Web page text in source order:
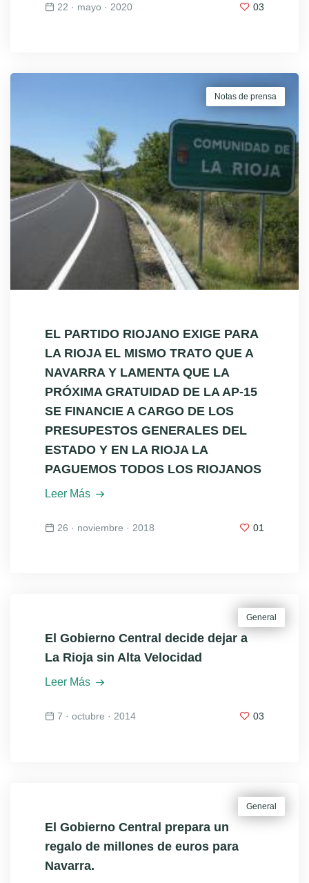
22 · mayo · 2020 03
Notas de prensa
EL PARTIDO RIOJANO EXIGE PARA
LA RIOJA EL MISMO TRATO QUE A
NAVARRA Y LAMENTA QUE LA
PRÓXIMA GRATUIDAD DE LA AP-15
SE FINANCIE A CARGO DE LOS
PRESUPESTOS GENERALES DEL
ESTADO Y EN LA RIOJA LA
PAGUEMOS TODOS LOS RIOJANOS
Leer Más
26 · noviembre · 2018 01
General
El Gobierno Central decide dejar a
La Rioja sin Alta Velocidad
Leer Más
7 · octubre · 2014 03
General
El Gobierno Central prepara un
regalo de millones de euros para
Navarra.